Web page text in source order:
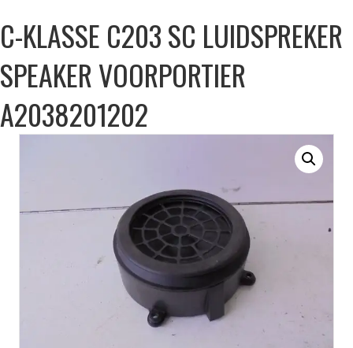
C-KLASSE C203 SC LUIDSPREKER
SPEAKER VOORPORTIER
A2038201202